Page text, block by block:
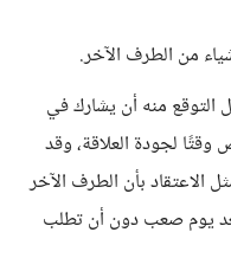
من الطرف الآخر.
منه أن يشارك في
وقتًا لجودة العلاقة، وقد
الاعتقاد بأن الطرف الآخر
يوم صعب دون أن تطلب